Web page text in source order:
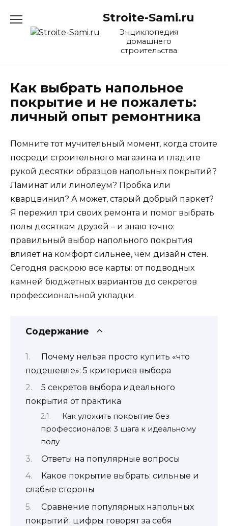
содержанию
Stroite-Sami.ru
Энциклопедия
домашнего
строительства
Как выбрать напольное
покрытие и не пожалеть:
личный опыт ремонтника
Помните тот мучительный момент, когда стоите
посреди строительного магазина и гладите
рукой десятки образцов напольных покрытий?
Ламинат или линолеум? Пробка или
кварцвинил? А может, старый добрый паркет?
Я пережил три своих ремонта и помог выбрать
полы десяткам друзей – и знаю точно:
правильный выбор напольного покрытия
влияет на комфорт сильнее, чем дизайн стен.
Сегодня раскрою все карты: от подводных
камней бюджетных вариантов до секретов
профессиональной укладки.
Содержание
Почему нельзя просто купить «что
подешевле»: 5 критериев выбора
5 секретов выбора идеального
покрытия от практика
Как уложить покрытие без
профессионалов: 3 шага к идеальному
полу
Ответы на популярные вопросы
Какое покрытие выбрать: сильные и
слабые стороны
Сравнение популярных напольных
покрытий: цифры говорят за себя